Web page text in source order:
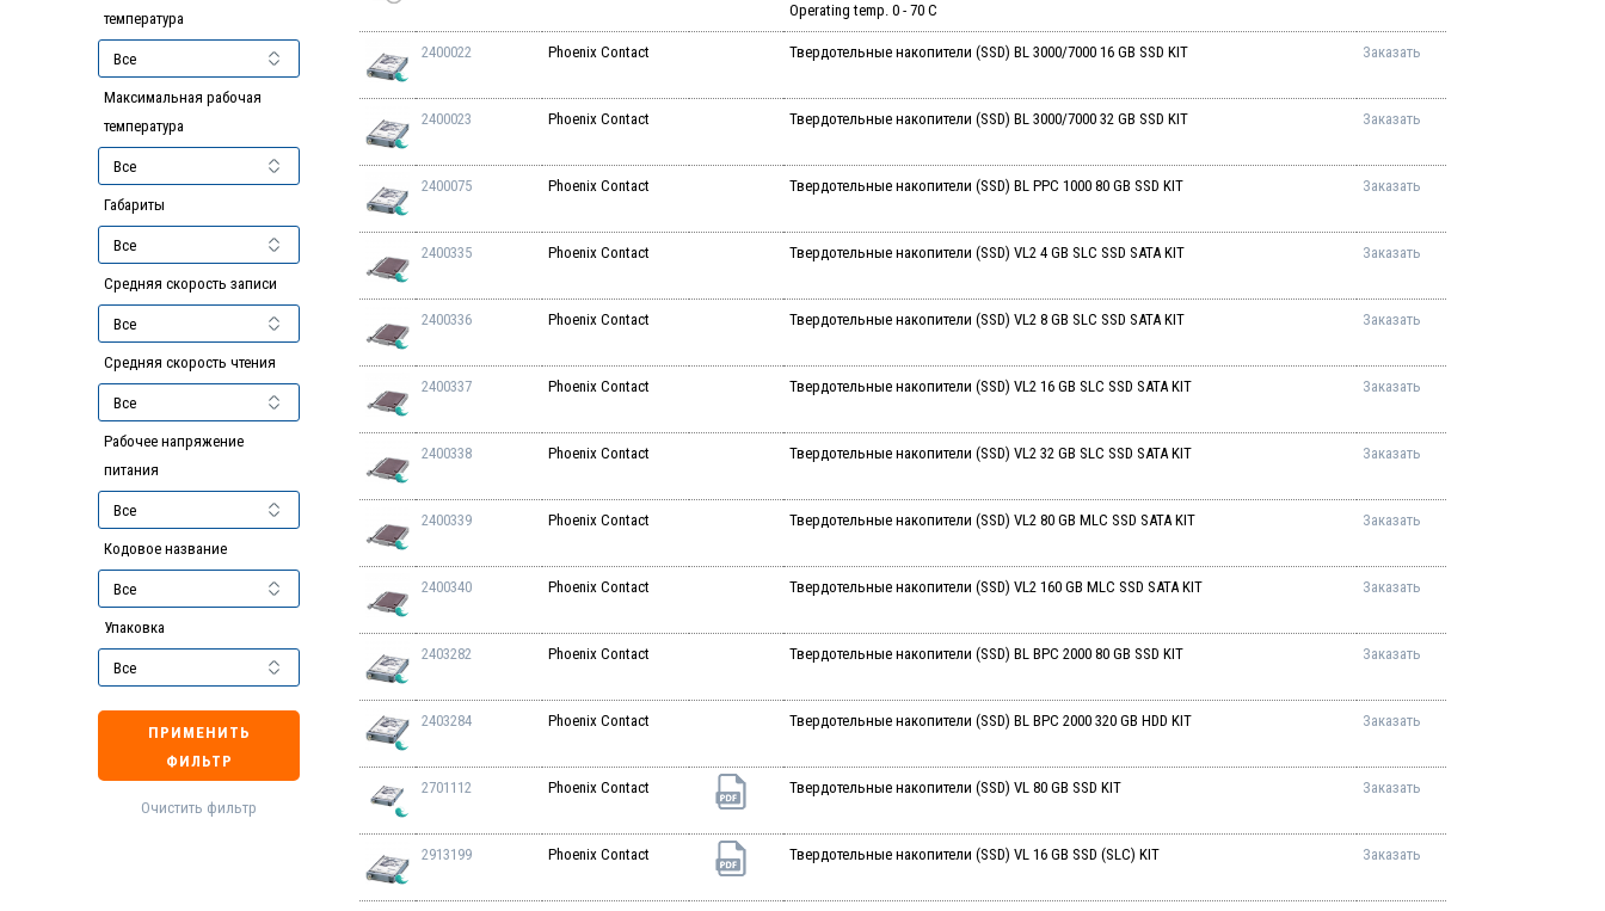
температура
Максимальная рабочая
температура
Габариты
Средняя скорость записи
Средняя скорость чтения
Рабочее напряжение
питания
Кодовое название
Упаковка
ПРИМЕНИТЬ
ФИЛЬТР
Очистить фильтр
Operating temp. 0 - 70 C
2400022 Phoenix Contact Твердотельные накопители (SSD) BL 3000/7000 16 GB SSD KIT Заказать
2400023 Phoenix Contact Твердотельные накопители (SSD) BL 3000/7000 32 GB SSD KIT Заказать
2400075 Phoenix Contact Твердотельные накопители (SSD) BL PPC 1000 80 GB SSD KIT Заказать
2400335 Phoenix Contact Твердотельные накопители (SSD) VL2 4 GB SLC SSD SATA KIT Заказать
2400336 Phoenix Contact Твердотельные накопители (SSD) VL2 8 GB SLC SSD SATA KIT Заказать
2400337 Phoenix Contact Твердотельные накопители (SSD) VL2 16 GB SLC SSD SATA KIT Заказать
2400338 Phoenix Contact Твердотельные накопители (SSD) VL2 32 GB SLC SSD SATA KIT Заказать
2400339 Phoenix Contact Твердотельные накопители (SSD) VL2 80 GB MLC SSD SATA KIT Заказать
2400340 Phoenix Contact Твердотельные накопители (SSD) VL2 160 GB MLC SSD SATA KIT Заказать
2403282 Phoenix Contact Твердотельные накопители (SSD) BL BPC 2000 80 GB SSD KIT Заказать
2403284 Phoenix Contact Твердотельные накопители (SSD) BL BPC 2000 320 GB HDD KIT Заказать
2701112 Phoenix Contact Твердотельные накопители (SSD) VL 80 GB SSD KIT Заказать
2913199 Phoenix Contact Твердотельные накопители (SSD) VL 16 GB SSD (SLC) KIT Заказать